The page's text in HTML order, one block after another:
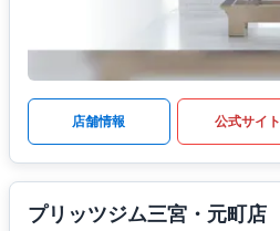
店舗情報 公式サイト
プリッツジム三宮・元町店